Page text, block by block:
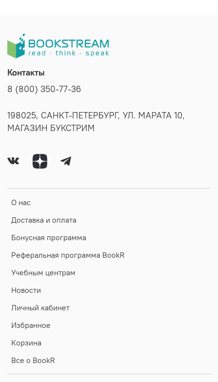
О нас
Доставка и оплата
Бонусная программа
Реферальная программа BookR
Учебным центрам
Новости
Личный кабинет
Избранное
Корзина
Все о BookR
Контакты
8 (800) 350-77-36
198025, САНКТ-ПЕТЕРБУРГ, УЛ. МАРАТА 10,
МАГАЗИН БУКСТРИМ